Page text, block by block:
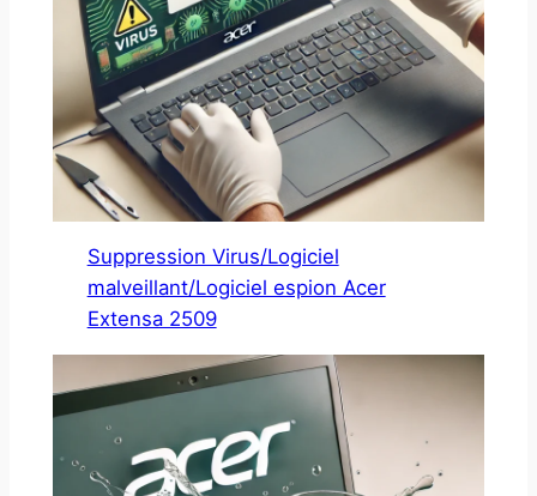
Suppression Virus/Logiciel
malveillant/Logiciel espion Acer
Extensa 2509